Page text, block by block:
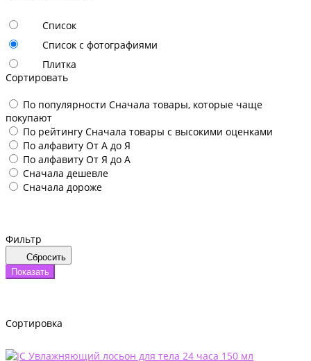
Список
Список с фотографиями
Плитка
Сортировать
По популярности Сначала товары, которые чаще
покупают
По рейтингу Сначала товары с высокими оценками
По алфавиту От А до Я
По алфавиту От Я до А
Сначала дешевле
Сначала дороже
Фильтр
Сбросить
Показать
Сортировка